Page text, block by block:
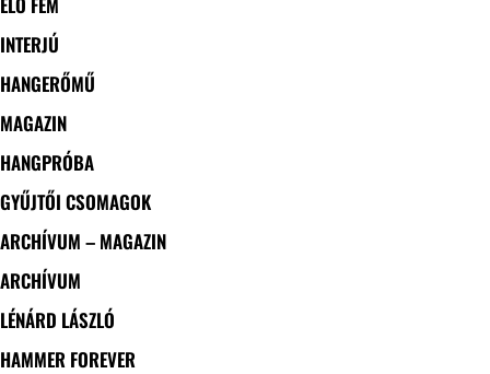
INTERJÚ
HANGERŐMŰ
MAGAZIN
HANGPRÓBA
GYŰJTŐI CSOMAGOK
ARCHÍVUM – MAGAZIN
ARCHÍVUM
LÉNÁRD LÁSZLÓ
HAMMER FOREVER